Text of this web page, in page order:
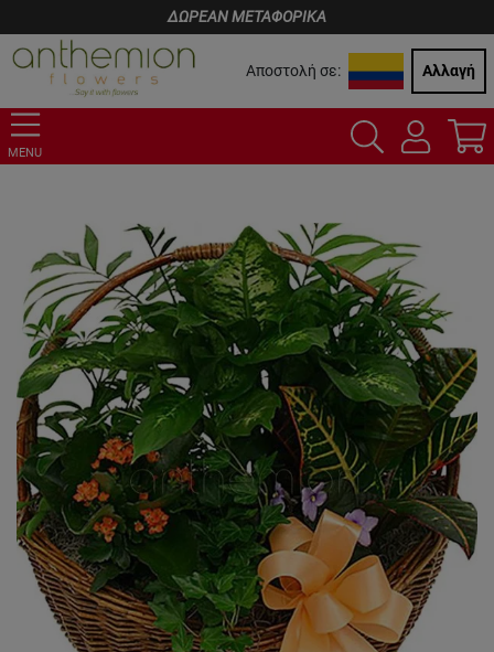
ΔΩΡΕΑΝ ΜΕΤΑΦΟΡΙΚΑ
Αποστολή σε: Αλλαγή
MENU